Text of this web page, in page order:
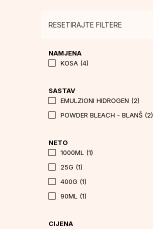
RESETIRAJTE FILTERE
NAMJENA
KOSA (4)
SASTAV
EMULZIONI HIDROGEN (2)
POWDER BLEACH - BLANŠ (2)
NETO
1000ML (1)
25G (1)
400G (1)
90ML (1)
CIJENA